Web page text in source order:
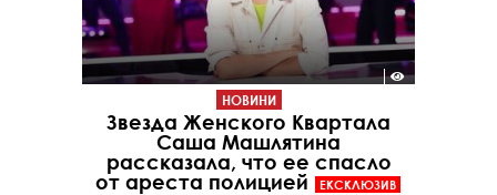
НОВИНИ
Звезда Женского Квартала
Саша Машлятина
рассказала, что ее спасло
от ареста полицией
ЕКСКЛЮЗИВ